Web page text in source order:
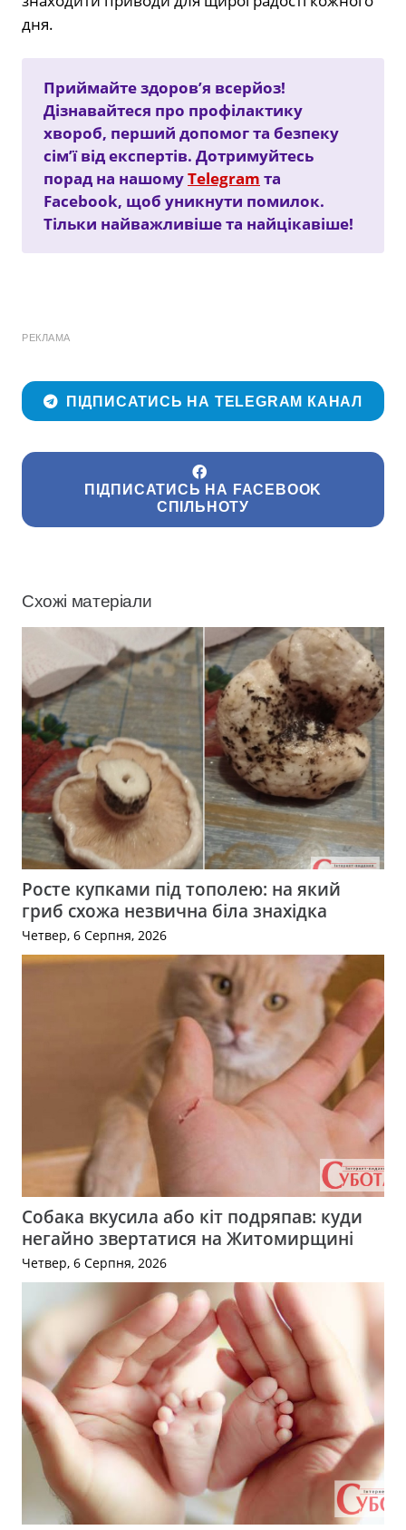
дня.
Приймайте здоров’я всерйоз!
Дізнавайтеся про профілактику
хвороб, перший допомог та безпеку
сім’ї від експертів. Дотримуйтесь
порад на нашомуTelegram та
Facebook, щоб уникнути помилок.
Тільки найважливіше та найцікавіше!
РЕКЛАМА
ПІДПИСАТИСЬ НА TELEGRAM КАНАЛ
ПІДПИСАТИСЬ НА FACEBOOK
СПІЛЬНОТУ
Схожі матеріали
Росте купками під тополею: на який
гриб схожа незвична біла знахідка
Четвер, 6 Серпня, 2026
Собака вкусила або кіт подряпав: куди
негайно звертатися на Житомирщині
Четвер, 6 Серпня, 2026